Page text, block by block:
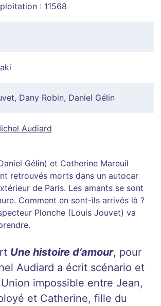
: 11568
Dany Robin, Daniel Gélin
Audiard
Gélin) et Catherine Mareuil
retrouvés morts dans un autocar
de Paris. Les amants se sont
Comment en sont-ils arrivés là ?
Plonche (Louis Jouvet) va
Une histoire d’amour, pour
Audiard a écrit scénario et
impossible entre Jean,
et Catherine, fille du